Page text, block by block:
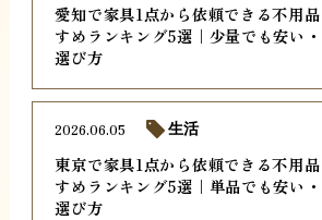
愛知で家具1点から依頼できる不用
すめランキング5選｜少量でも安い
選び方
東京で家具1点から依頼できる不用
すめランキング5選｜単品でも安い
選び方
2026.06.05 生活